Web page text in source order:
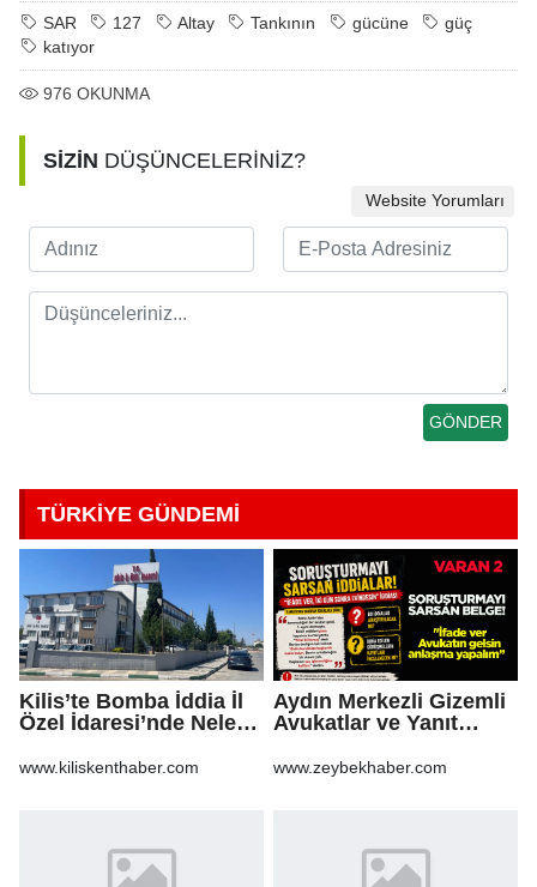
SAR 127 Altay Tankının gücüne
güç
katıyor
976 OKUNMA
SİZİN DÜŞÜNCELERİNİZ?
Website Yorumları
TÜRKİYE GÜNDEMİ
Kilis’te Bomba İddia İl
Özel İdaresi’nde Neler
www.kiliskenthaber.com
Aydın Merkezli Gizemli
Avukatlar ve Yanıt
www.zeybekhaber.com